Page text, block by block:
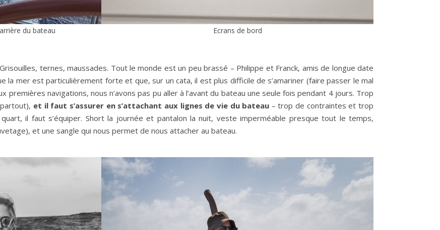
du bateau Ecrans de bord
ternes, maussades. Tout le monde est un peu brassé – Philippe et Franck, amis de longue date
la mer est particulièrement forte et que, sur un cata, il est plus difficile de s’amariner (faire passer le mal
premières navigations, nous n’avons pas pu aller à l’avant du bateau une seule fois pendant 4 jours. Trop
et il faut s’assurer en s’attachant aux lignes de vie du bateau – trop de contraintes et trop
il faut s’équiper. Short la journée et pantalon la nuit, veste imperméable presque tout le temps,
et une sangle qui nous permet de nous attacher au bateau.